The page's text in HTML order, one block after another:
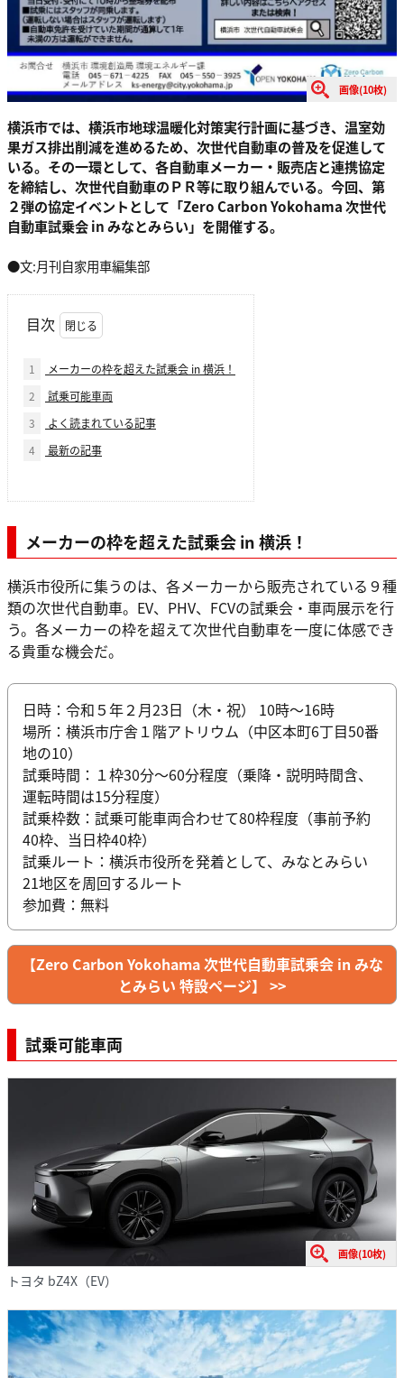
画像(10枚)
横浜市では、横浜市地球温暖化対策実行計画に基づき、温室効
果ガス排出削減を進めるため、次世代自動車の普及を促進して
いる。その一環として、各自動車メーカー・販売店と連携協定
を締結し、次世代自動車のＰＲ等に取り組んでいる。今回、第
２弾の協定イベントとして「Zero Carbon Yokohama 次世代
自動車試乗会 in みなとみらい」を開催する。
●文:月刊自家用車編集部
目次
1
メーカーの枠を超えた試乗会 in 横浜！
2
試乗可能車両
3
よく読まれている記事
4
最新の記事
メーカーの枠を超えた試乗会 in 横浜！
横浜市役所に集うのは、各メーカーから販売されている９種
類の次世代自動車。EV、PHV、FCVの試乗会・車両展示を行
う。各メーカーの枠を超えて次世代自動車を一度に体感でき
る貴重な機会だ。
日時：令和５年２月23日（木・祝） 10時～16時
場所：横浜市庁舎１階アトリウム（中区本町6丁目50番
地の10）
試乗時間：１枠30分～60分程度（乗降・説明時間含、
運転時間は15分程度）
試乗枠数：試乗可能車両合わせて80枠程度（事前予約
40枠、当日枠40枠）
試乗ルート：横浜市役所を発着として、みなとみらい
21地区を周回するルート
参加費：無料
【Zero Carbon Yokohama 次世代自動車試乗会 in みな
とみらい 特設ページ】 >>
試乗可能車両
画像(10枚)
トヨタ bZ4X（EV）